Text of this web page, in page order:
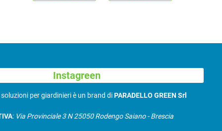
Instagreen
soluzioni per giardinieri è un brand diPARADELLO GREEN Srl
: Via Provinciale 3 N 25050 Rodengo Saiano - Brescia